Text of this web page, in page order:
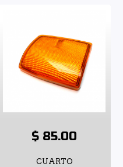
$ 85.00
CUARTO